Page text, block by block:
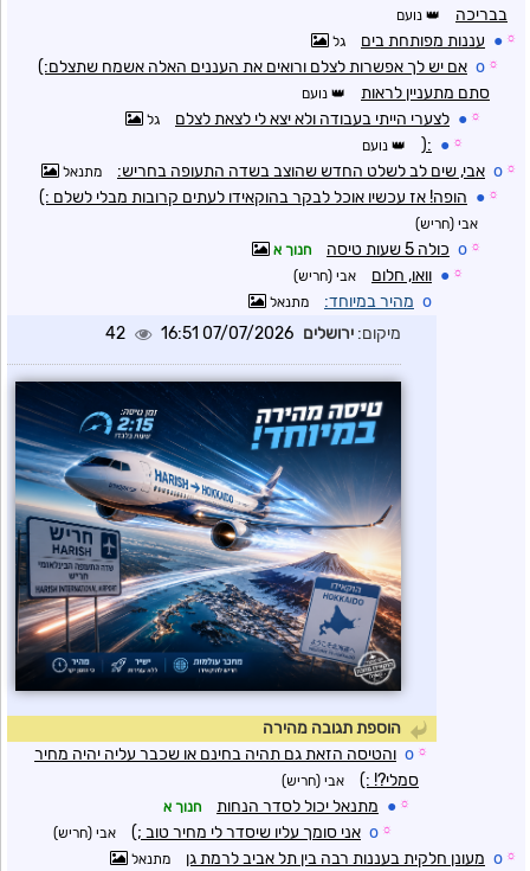
בבריכה
נועם
☼
● עננות מפותחת בים גל
☼
o אם יש לך אפשרות לצלם ורואים את העננים האלה אשמח שתצלם:)
סתם מתעניין לראות
נועם
☼
● לצערי הייתי בעבודה ולא יצא לי לצאת לצלם גל
☼
●
:( נועם
☼
o אבי, שים לב לשלט החדש שהוצב בשדה התעופה בחריש: מתנאל
☼
● הופה! אז עכשיו אוכל לבקר בהוקאידו לעתים קרובות מבלי לשלם :)
אבי (חריש)
☼
o כולה 5 שעות טיסה חנוך א
☼
● וואו, חלום אבי (חריש)
o מהיר במיוחד: מתנאל
מיקום: ירושלים 07/07/2026 16:51
42
הוספת תגובה מהירה
☼
o והטיסה הזאת גם תהיה בחינם או שכבר עליה יהיה מחיר
סמלי?! :)
אבי (חריש)
☼
● מתנאל יכול לסדר הנחות חנוך א
☼
o אני סומך עליו שיסדר לי מחיר טוב ;) אבי (חריש)
☼
o מעונן חלקית בעננות רבה בין תל אביב לרמת גן מתנאל